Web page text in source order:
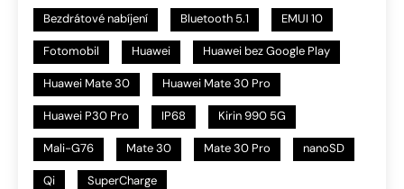
Bezdrátové nabíjení Bluetooth 5.1 EMUI 10
Fotomobil Huawei Huawei bez Google Play
Huawei Mate 30 Huawei Mate 30 Pro
Huawei P30 Pro IP68 Kirin 990 5G
Mali-G76 Mate 30 Mate 30 Pro nanoSD
Qi SuperCharge